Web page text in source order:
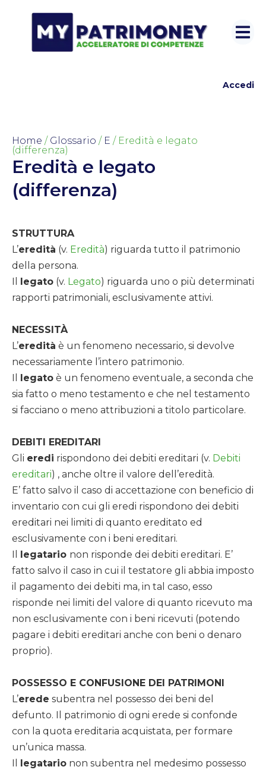
Accedi
Home / Glossario / E / Eredità e legato
(differenza)
Eredità e legato
(differenza)
STRUTTURA
L’eredità (v. Eredità) riguarda tutto il patrimonio
della persona.
legato (v. Legato) riguarda uno o più determinati
rapporti patrimoniali, esclusivamente attivi.
NECESSITÀ
L’eredità è un fenomeno necessario, si devolve
necessariamente l’intero patrimonio.
legato è un fenomeno eventuale, a seconda che
sia fatto o meno testamento e che nel testamento
si facciano o meno attribuzioni a titolo particolare.
DEBITI EREDITARI
Gli eredi rispondono dei debiti ereditari (v. Debiti
ereditari) , anche oltre il valore dell’eredità.
E’ fatto salvo il caso di accettazione con beneficio di
inventario con cui gli eredi rispondono dei debiti
ereditari nei limiti di quanto ereditato ed
esclusivamente con i beni ereditari.
legatario non risponde dei debiti ereditari. E’
fatto salvo il caso in cui il testatore gli abbia imposto
il pagamento dei debiti ma, in tal caso, esso
risponde nei limiti del valore di quanto ricevuto ma
non esclusivamente con i beni ricevuti (potendo
pagare i debiti ereditari anche con beni o denaro
proprio).
POSSESSO E CONFUSIONE DEI PATRIMONI
L’erede subentra nel possesso dei beni del
defunto. Il patrimonio di ogni erede si confonde
con la quota ereditaria acquistata, per formare
un’unica massa.
legatario non subentra nel medesimo possesso